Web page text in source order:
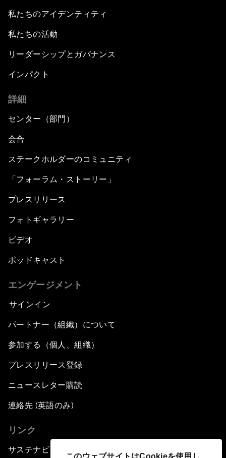
このウェブサイトはCookieを使用し
私たちのアイデンティティ
私たちの活動
リーダーシップとガバナンス
インパクト
詳細
センター（部門）
会合
ステークホルダーのコミュニティ
「フォーラム・ストーリー」
プレスリリース
フォトギャラリー
ビデオ
ポッドキャスト
エンゲージメント
サインイン
パートナー（組織）について
参加する（個人、組織）
プレスリリース登録
ニュースレター購読
連絡先 (英語のみ)
リンク
サステナビリティへの取り組み